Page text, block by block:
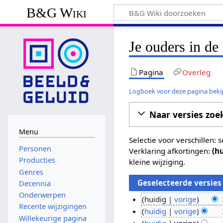
B&G Wiki
Je ouders in
Pagina Overleg
Logboek voor deze pagina
Naar versies
Selectie voor verschillen:
Verklaring afkortingen:
kleine wijziging.
3
huidig vorige
G
e
huidig vorige
Menu
Personen
Producties
Genres
Decennia
Onderwerpen
Recente wijzigingen
Willekeurige pagina